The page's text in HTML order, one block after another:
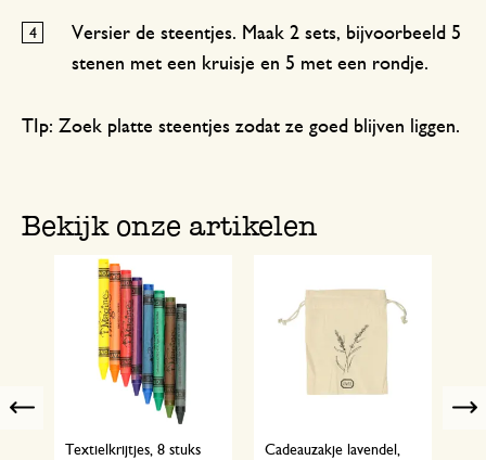
Versier de steentjes. Maak 2 sets, bijvoorbeeld 5
stenen met een kruisje en 5 met een rondje.
TIp: Zoek platte steentjes zodat ze goed blijven liggen.
Bekijk onze artikelen
Textielkrijtjes, 8 stuks
Cadeauzakje lavendel,